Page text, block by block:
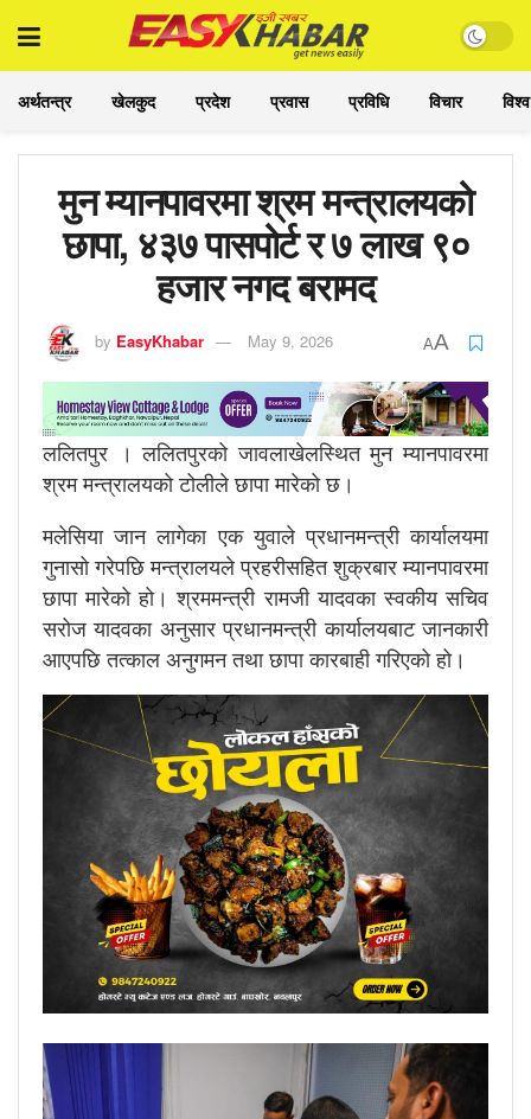
अर्थतन्त्र खेलकुद प्रदेश प्रवास प्रविधि विचार विश्व
मुन म्यानपावरमा श्रम मन्त्रालयको
छापा, ४३७ पासपोर्ट र ७ लाख ९०
हजार नगद बरामद
by EasyKhabar May 9, 2026 AA
ललितपुर । ललितपुरको जावलाखेलस्थित मुन म्यानपावरमा
श्रम मन्त्रालयको टोलीले छापा मारेको छ।
मलेसिया जान लागेका एक युवाले प्रधानमन्त्री कार्यालयमा
गुनासो गरेपछि मन्त्रालयले प्रहरीसहित शुक्रबार म्यानपावरमा
छापा मारेको हो। श्रममन्त्री रामजी यादवका स्वकीय सचिव
सरोज यादवका अनुसार प्रधानमन्त्री कार्यालयबाट जानकारी
आएपछि तत्काल अनुगमन तथा छापा कारबाही गरिएको हो।